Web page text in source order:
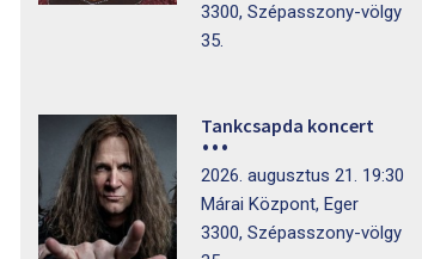
3300, Szépasszony-völgy
35.
Tankcsapda koncert
2026. augusztus 21. 19:30
Márai Központ, Eger
3300, Szépasszony-völgy